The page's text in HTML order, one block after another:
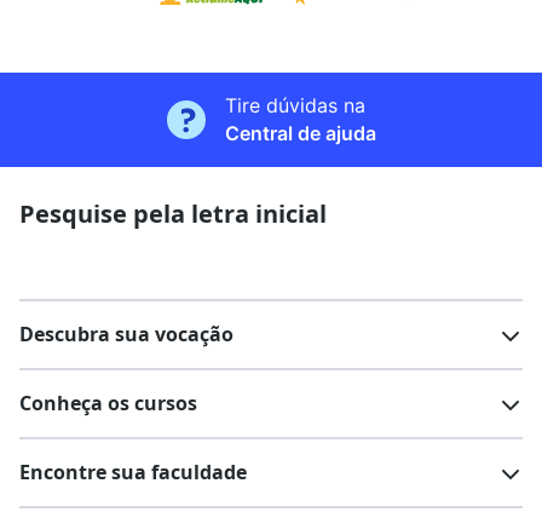
Tire dúvidas na
Central de ajuda
Pesquise pela letra inicial
Descubra sua vocação
Conheça os cursos
Encontre sua faculdade